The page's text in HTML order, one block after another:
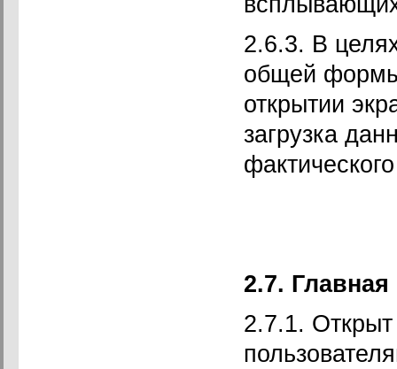
2.6.3. В
общей формы
открытии
загрузка
2.7. Главная
2.7.1. Открыт